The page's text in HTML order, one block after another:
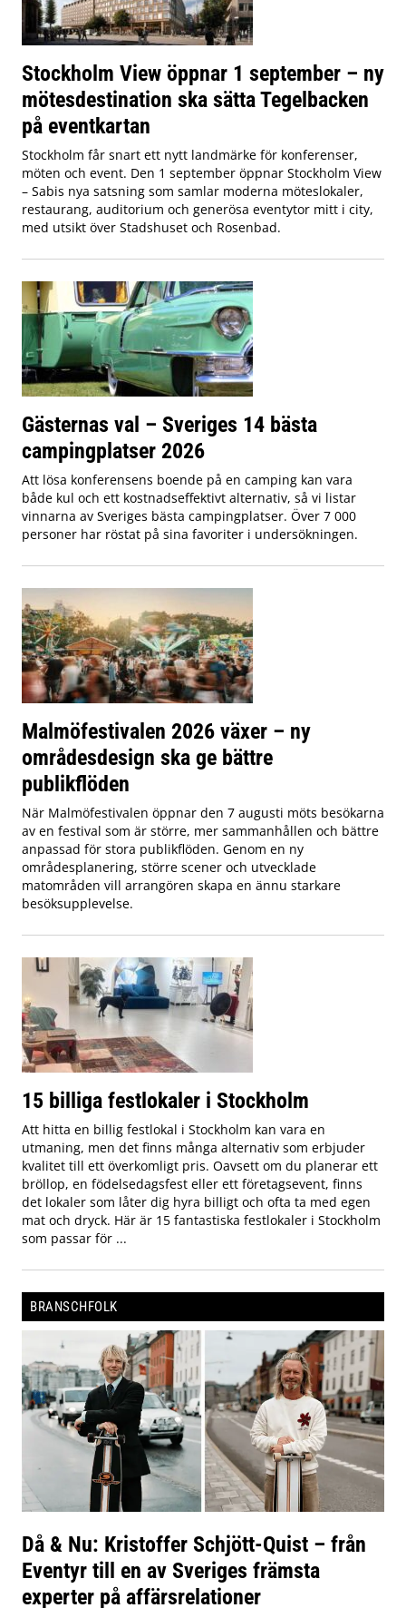
Stockholm View öppnar 1 september – ny
mötesdestination ska sätta Tegelbacken
på eventkartan
Stockholm får snart ett nytt landmärke för konferenser,
möten och event. Den 1 september öppnar Stockholm View
– Sabis nya satsning som samlar moderna möteslokaler,
restaurang, auditorium och generösa eventytor mitt i city,
med utsikt över Stadshuset och Rosenbad.
Gästernas val – Sveriges 14 bästa
campingplatser 2026
Att lösa konferensens boende på en camping kan vara
både kul och ett kostnadseffektivt alternativ, så vi listar
vinnarna av Sveriges bästa campingplatser. Över 7 000
personer har röstat på sina favoriter i undersökningen.
Malmöfestivalen 2026 växer – ny
områdesdesign ska ge bättre
publikflöden
När Malmöfestivalen öppnar den 7 augusti möts besökarna
av en festival som är större, mer sammanhållen och bättre
anpassad för stora publikflöden. Genom en ny
områdesplanering, större scener och utvecklade
matområden vill arrangören skapa en ännu starkare
besöksupplevelse.
15 billiga festlokaler i Stockholm
Att hitta en billig festlokal i Stockholm kan vara en
utmaning, men det finns många alternativ som erbjuder
kvalitet till ett överkomligt pris. Oavsett om du planerar ett
bröllop, en födelsedagsfest eller ett företagsevent, finns
det lokaler som låter dig hyra billigt och ofta ta med egen
mat och dryck. Här är 15 fantastiska festlokaler i Stockholm
som passar för ...
BRANSCHFOLK
Då & Nu: Kristoffer Schjött-Quist – från
Eventyr till en av Sveriges främsta
experter på affärsrelationer